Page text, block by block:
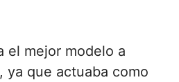
el mejor modelo a
ya que actuaba como